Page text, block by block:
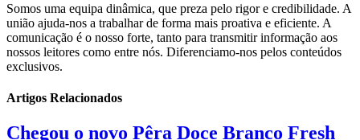
Somos uma equipa dinâmica, que preza pelo rigor e credibilidade. A
união ajuda-nos a trabalhar de forma mais proativa e eficiente. A
comunicação é o nosso forte, tanto para transmitir informação aos
nossos leitores como entre nós. Diferenciamo-nos pelos conteúdos
exclusivos.
Artigos Relacionados
Chegou o novo Pêra Doce Branco Fresh